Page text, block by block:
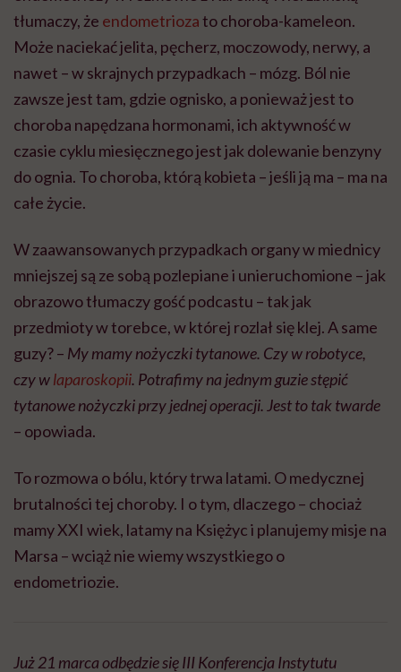
tłumaczy, że endometriozato choroba-kameleon.
Może naciekać jelita, pęcherz, moczowody, nerwy, a
nawet – w skrajnych przypadkach – mózg. Ból nie
zawsze jest tam, gdzie ognisko, a ponieważ jest to
choroba napędzana hormonami, ich aktywność w
czasie cyklu miesięcznego jest jak dolewanie benzyny
do ognia. To choroba, którą kobieta – jeśli ją ma – ma na
całe życie.
W zaawansowanych przypadkach organy w miednicy
mniejszej są ze sobą pozlepiane i unieruchomione – jak
obrazowo tłumaczy gość podcastu – tak jak
przedmioty w torebce, w której rozlał się klej. A same
guzy? – My mamy nożyczki tytanowe. Czy w robotyce,
czy wlaparoskopii. Potrafimy na jednym guzie stępić
tytanowe nożyczki przy jednej operacji. Jest to tak twarde
– opowiada.
To rozmowa o bólu, który trwa latami. O medycznej
brutalności tej choroby. I o tym, dlaczego – chociaż
mamy XXI wiek, latamy na Księżyc i planujemy misje na
Marsa – wciąż nie wiemy wszystkiego o
endometriozie.
Już 21 marca odbędzie się III Konferencja Instytutu